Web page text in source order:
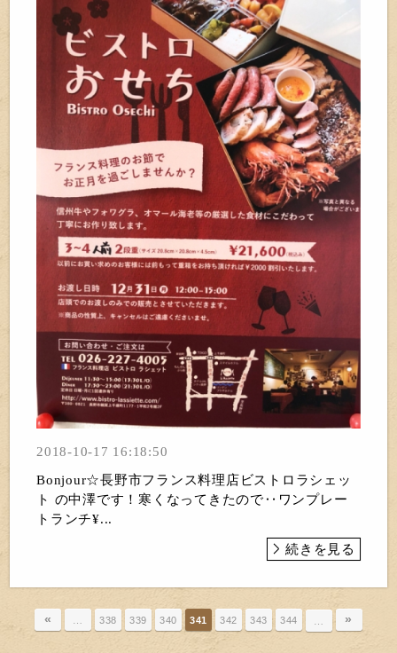
2018-10-17 16:18:50
Bonjour☆長野市フランス料理店ビストロラシェッ
ト の中澤です！寒くなってきたので‥ワンプレー
トランチ¥...
続きを見る
« 338 339 340 341 342 343 344 »